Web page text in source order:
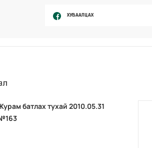
ХУВААЛЦАХ
батлах тухай 2010.05.31